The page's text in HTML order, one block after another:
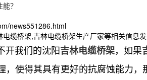
？
news551286.html
电缆桥架,吉林电缆桥架生产厂家等相关信息
我们的沈阳吉林电缆桥架，如果
使得其具有更好的抗腐蚀能力